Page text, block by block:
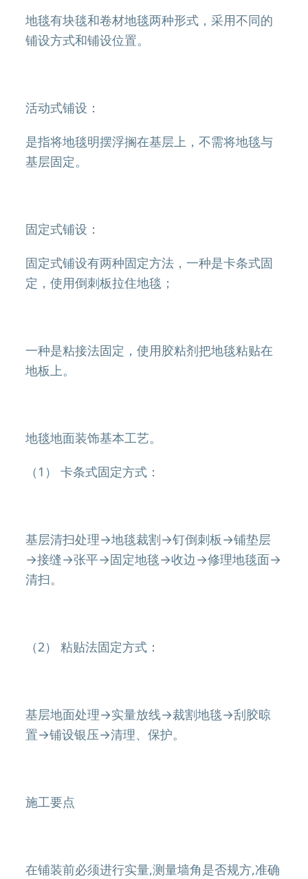
地毯有块毯和卷材地毯两种形式，采用不同的
铺设方式和铺设位置。
活动式铺设：
是指将地毯明摆浮搁在基层上，不需将地毯与
基层固定。
固定式铺设：
固定式铺设有两种固定方法，一种是卡条式固
定，使用倒刺板拉住地毯；
一种是粘接法固定，使用胶粘剂把地毯粘贴在
地板上。
地毯地面装饰基本工艺。
（1） 卡条式固定方式：
基层清扫处理→地毯裁割→钉倒刺板→铺垫层
→接缝→张平→固定地毯→收边→修理地毯面→
清扫。
（2） 粘贴法固定方式：
基层地面处理→实量放线→裁割地毯→刮胶晾
置→铺设银压→清理、保护。
施工要点
在铺装前必须进行实量,测量墙角是否规方,准确